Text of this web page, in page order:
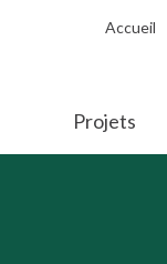
Accueil
Projets